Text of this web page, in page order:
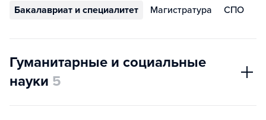
Бакалавриат и специалитет Магистратура СПО
Гуманитарные и социальные
науки 5